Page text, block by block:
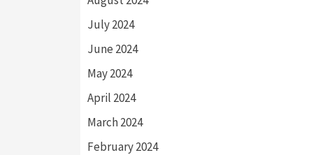
July 2024
June 2024
May 2024
April 2024
March 2024
February 2024